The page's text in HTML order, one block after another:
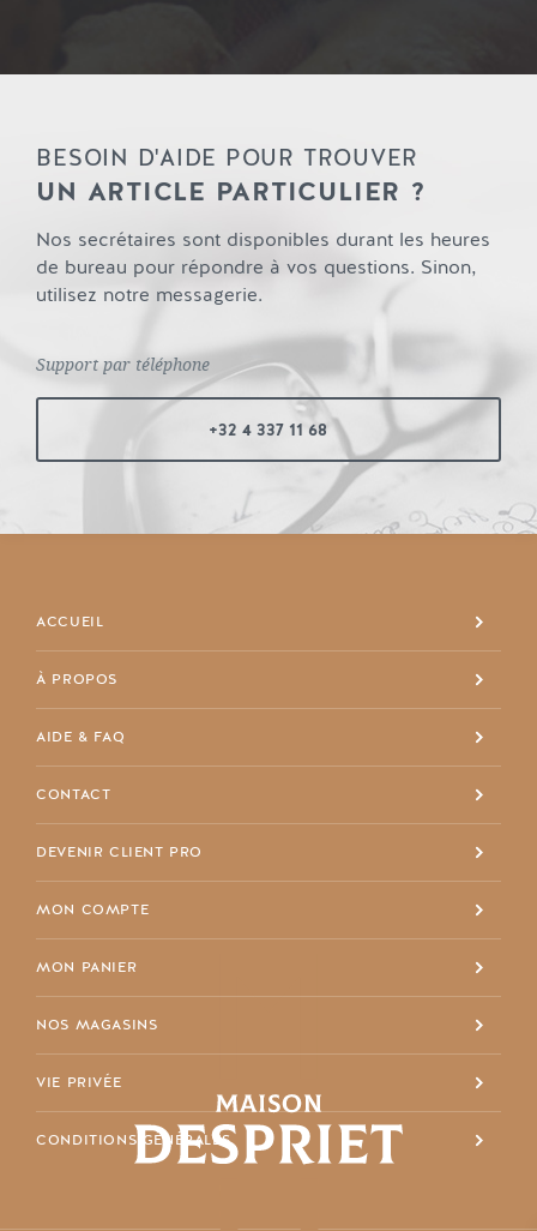
BESOIN D'AIDE POUR TROUVER
UN ARTICLE PARTICULIER ?
Nos secrétaires sont disponibles durant les heures
de bureau pour répondre à vos questions. Sinon,
utilisez notre messagerie.
Support par téléphone
+32 4 337 11 68
ACCUEIL
À PROPOS
AIDE & FAQ
CONTACT
DEVENIR CLIENT PRO
MON COMPTE
MON PANIER
NOS MAGASINS
VIE PRIVÉE
CONDITIONS GÉNÉRALES
info@maisondespriet.com